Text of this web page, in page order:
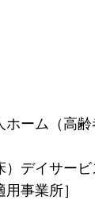
ホーム（高
）デイサービ
事業所］